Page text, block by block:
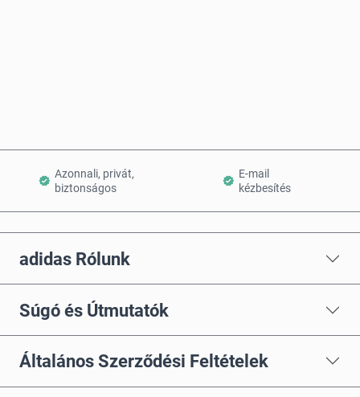
Azonnali, privát,
biztonságos
E-mail
kézbesítés
adidas Rólunk
Súgó és Útmutatók
Általános Szerződési Feltételek